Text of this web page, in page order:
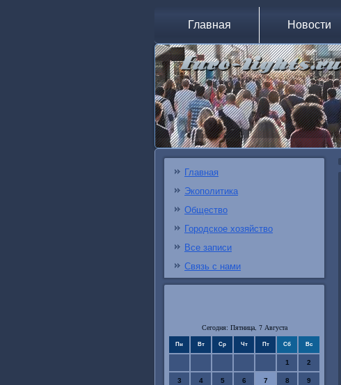
Главная Новости
Главная
Экополитика
Общество
Городское хозяйство
Все записи
Связь с нами
Сегодня: Пятница, 7 Августа
Пн Вт Ср Чт Пт Сб Вс
1 2
3 4 5 6 7 8 9